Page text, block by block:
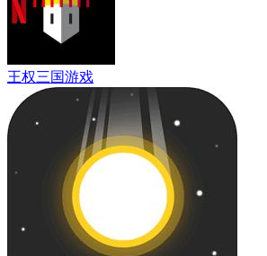
王权三国游戏